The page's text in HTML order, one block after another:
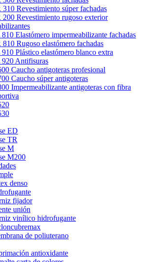
310 Revestimiento súper fachadas
200 Revestimiento rugoso exterior
Elastómero impermeabilizante fachadas
810 Rugoso elastómero fachadas
Plástico elastómero blanco extra
Antifisuras
Caucho antigoteras profesional
Caucho súper antigoteras
Impermeabilizante antigoteras con fibra
ED
TR
M
M200
denso
fijador
unión
vinílico hidrofugante
de poliuterano
antioxidante